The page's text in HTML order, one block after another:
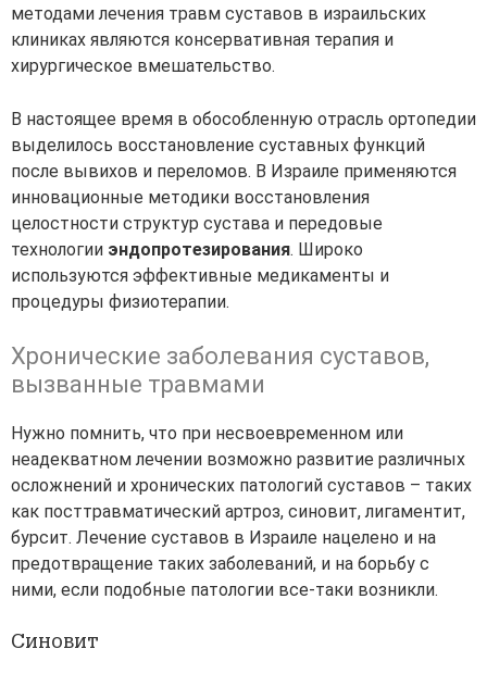
методами лечения травм суставов в израильских
клиниках являются консервативная терапия и
хирургическое вмешательство.
В настоящее время в обособленную отрасль ортопедии
выделилось восстановление суставных функций
после вывихов и переломов. В Израиле применяются
инновационные методики восстановления
целостности структур сустава и передовые
технологии эндопротезирования. Широко
используются эффективные медикаменты и
процедуры физиотерапии.
Хронические заболевания суставов,
вызванные травмами
Нужно помнить, что при несвоевременном или
неадекватном лечении возможно развитие различных
осложнений и хронических патологий суставов – таких
как посттравматический артроз, синовит, лигаментит,
бурсит. Лечение суставов в Израиле нацелено и на
предотвращение таких заболеваний, и на борьбу с
ними, если подобные патологии все-таки возникли.
Синовит